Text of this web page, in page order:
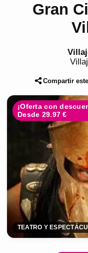
Gran
Compartir
¡Oferta con
Desde 29.97 €
TEATRO Y